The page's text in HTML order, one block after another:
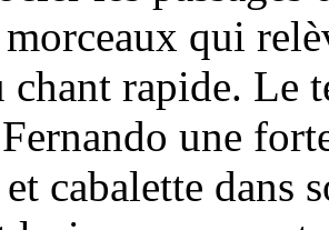
qui
chant rapide. Le
une
cabalette dans